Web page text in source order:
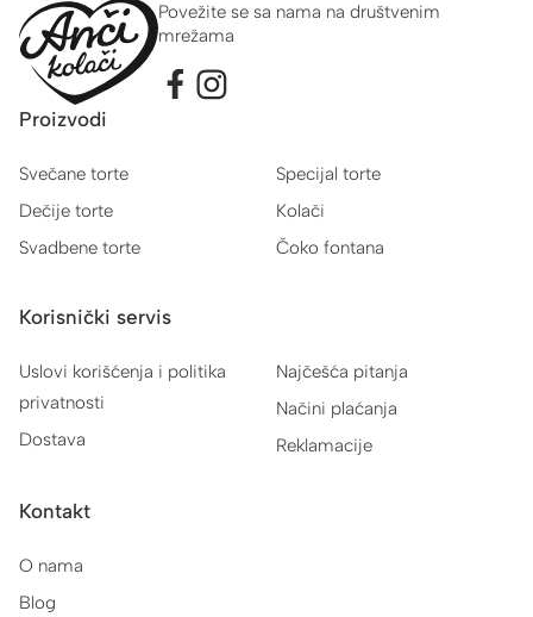
Povežite se sa nama na društvenim
mrežama
Proizvodi
Svečane torte
Dečije torte
Svadbene torte
Specijal torte
Kolači
Čoko fontana
Korisnički servis
Uslovi korišćenja i politika
privatnosti
Dostava
Najčešća pitanja
Načini plaćanja
Reklamacije
Kontakt
O nama
Blog